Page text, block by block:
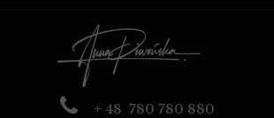
+ 48 780 780 880